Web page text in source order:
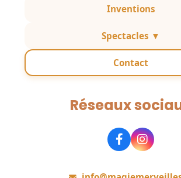
Inventions
Spectacles ▼
Contact
Réseaux